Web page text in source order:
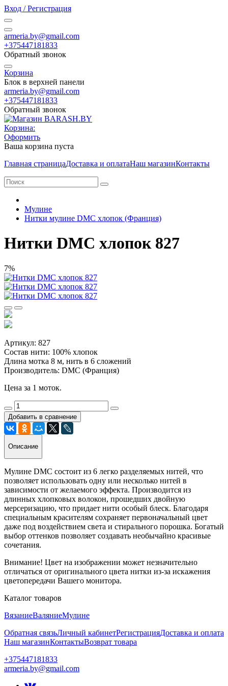
Вход / Регистрация
armeria.by@gmail.com
+375447181833
Обратный звонок
Корзина
Блок в верхней панели
armeria.by@gmail.com
+375447181833
Обратный звонок
Корзина:
Оформить
Ваша корзина пуста
Главная страницаДоставка и оплатаНаш магазинКонтакты
Мулине
Нитки мулине DMC хлопок (Франция)
Нитки DMC хлопок 827
7%
Артикул: 827
Состав нити: 100% хлопок
Длина мотка 8 м, нить в 6 сложений
Производитель: DMC (Франция)
Цена за 1 моток.
Добавить в сравнение
Описание
Мулине DMC состоит из 6 легко разделяемых нитей, что
позволяет использовать одну или несколько нитей в
зависимости от желаемого эффекта. Производится из
длинных хлопковых волокон, прошедших двойную
мерсеризацию, что придает нити особый блеск. Благодаря
специальным красителям сохраняет первоначальный цвет
даже под воздействием света и стирального порошка. Богатый
выбор оттенков позволяет создавать необычайно красивые
сочетания.
Внимание! Цвет на изображении может незначительно
отличаться от оригинального цвета нитки из-за искажения
цветопередачи Вашего монитора.
Каталог товаров
ВязаниеВаляниеМулине
Обратная связьЛичный кабинетРегистрацияДоставка и оплата
Наш магазинКонтактыВозврат товара
+375447181833
armeria.by@gmail.com